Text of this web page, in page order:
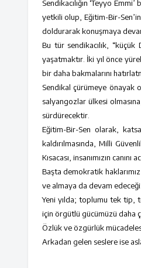
Sendikacılığın ‘Teyyo
yetkili olup, Eğitim-Bir-
doldurarak konuşmaya
Bu tür sendikacılık, “küçük
yaşatmaktır. İki yıl önce
bir daha bakmalarını
Sendikal çürümeye önayak
salyangozlar ülkesi
sürdürecektir.
Eğitim-Bir-Sen olarak,
kaldırılmasında, Milli
Kısacası, insanımızın
Başta demokratik
ve almaya da devam
Yeni yılda; toplumu tek tip,
için örgütlü gücümüzü daha
Özlük ve özgürlük
Arkadan gelen seslere ise